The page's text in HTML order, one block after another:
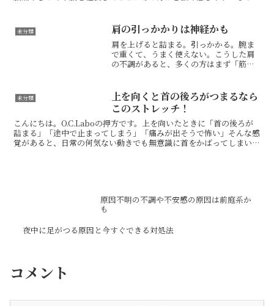
未分類 肩の引っかかりは神経かも
肩を上げると詰まる。引っかかる。腕ま
で重くて、うまく使えない。こうした肩
の不調があると、多くの方はまず「筋肉
説明しきれない肩があります。今回のポ
イントは、腋窩神経の癒着...
未分類
上を向くと首の後ろがつまるなら
このストレッチ！
こんにちは。O.C.Laboの押方です。上を向いたときに「首の後ろが
詰まる」「途中で止まってしまう」「痛みが出そうで怖い」そんな感
覚があると、日常の何気ない動きでも無意識に首をかばってしまいま
原因不明の不調や不安感の原因は前庭系か
も
夜中に足がつる原因と今すぐできる対処法
コメント